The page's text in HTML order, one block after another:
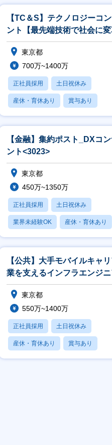
【TC＆S】テクノロジーコ
ント【最先端技術で社会に
こすITコンサル】<244>
東京都
700万~1400万
正社員採用 土日祝休み
産休・育休あり 賞与あり
フレックス
【金融】集約ポスト_DXコ
ント<3023>
東京都
450万~1350万
正社員採用 土日祝休み
業界未経験OK 産休・育休あり
賞与あり
【公共】大手モバイルキャ
業を支えるインフラエンジ
ンフラアーキテクト<188>
東京都
550万~1400万
正社員採用 土日祝休み
産休・育休あり 賞与あり
フレックス